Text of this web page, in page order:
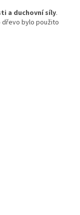
a duchovní síly.
dřevo bylo použito